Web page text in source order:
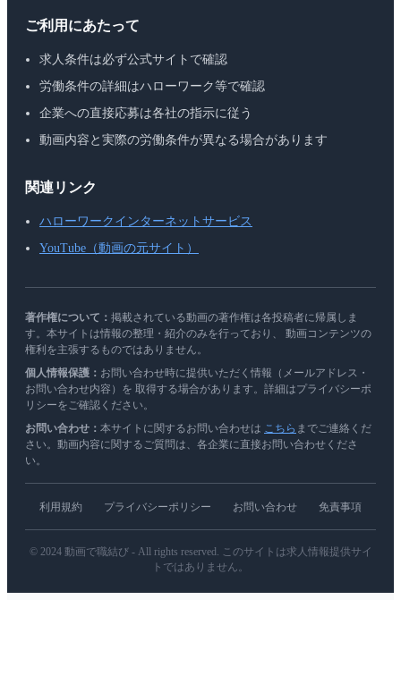
ご利用にあたって
求人条件は必ず公式サイトで確認
労働条件の詳細はハローワーク等で確認
企業への直接応募は各社の指示に従う
動画内容と実際の労働条件が異なる場合があります
関連リンク
ハローワークインターネットサービス
YouTube（動画の元サイト）
著作権について： 掲載されている動画の著作権は各投稿者に帰属しま
す。本サイトは情報の整理・紹介のみを行っており、 動画コンテンツの
権利を主張するものではありません。
個人情報保護： お問い合わせ時に提供いただく情報（メールアドレス・
お問い合わせ内容）を 取得する場合があります。詳細はプライバシーポ
リシーをご確認ください。
お問い合わせ： 本サイトに関するお問い合わせは こちら までご連絡くだ
さい。動画内容に関するご質問は、各企業に直接お問い合わせくださ
い。
利用規約 プライバシーポリシー お問い合わせ 免責事項
© 2024 動画で職結び - All rights reserved. このサイトは求人情報提供サイ
トではありません。